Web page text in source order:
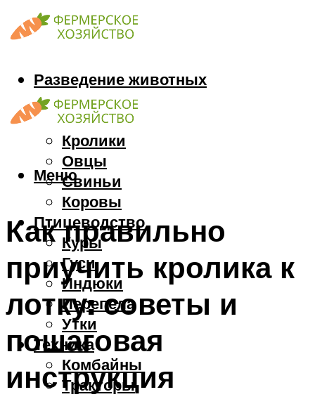
Разведение животных
Козы
Кони
Кролики
Овцы
Свиньи
Коровы
Птицеводство
Куры
Гуси
Индюки
Перепела
Утки
Техника
Комбайны
Тракторы
Меню
Как правильно
приучить кролика к
лотку: советы и
пошаговая
инструкция